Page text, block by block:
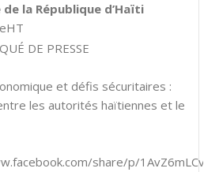
la République d’Haïti
DE PRESSE
et défis sécuritaires :
les autorités haïtiennes et le
share/p/1AvZ6mLCvk/